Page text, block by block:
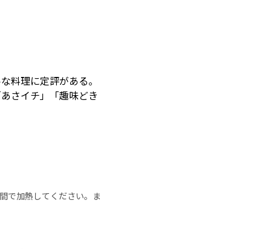
料理に定評がある。
さイチ」「趣味どき
で加熱してください。ま